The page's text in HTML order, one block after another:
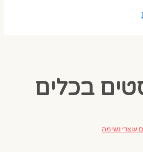
בכלים